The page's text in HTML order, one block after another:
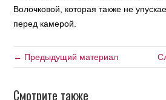
Волочковой, которая также не
перед камерой.
← Предыдущий материал
Смотрите также